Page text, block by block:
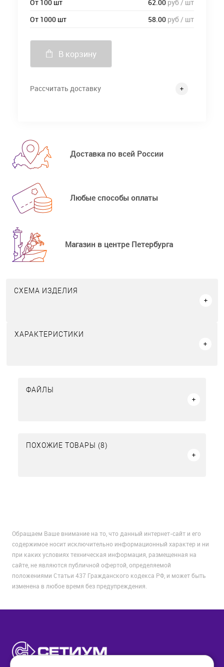
От 100 шт
62.00 руб / шт
От 1000 шт
58.00 руб / шт
В корзину
Рассчитать доставку
Доставка по всей России
Любые способы оплаты
Магазин в центре Петербурга
СХЕМА ИЗДЕЛИЯ
ХАРАКТЕРИСТИКИ
ФАЙЛЫ
ПОХОЖИЕ ТОВАРЫ (8)
Обращаем Ваше внимание на то, что данный интернет-сайт и его
содержимое носит исключительно информационный характер и ни
при каких условиях техническая информация, размещенная на
сайте, не являются публичной офертой, определяемой
положениями Статьи 437 Гражданского кодекса РФ, и может быть
изменена в любое время без предупреждения.